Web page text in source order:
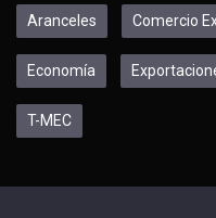
Aranceles Comercio
Economía
T-MEC